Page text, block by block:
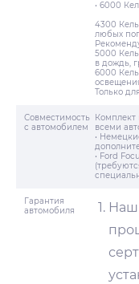
• 6000
4300
любых
5000
в дождь,
6000
Только
Совместимость
с автомобилем
Комплект
всеми
•
• Ford
Гарантия
автомобиля